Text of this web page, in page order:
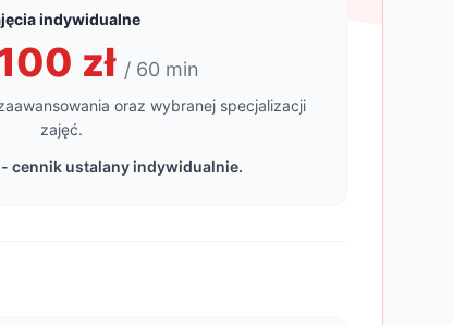
indywidualne
zł / 60 min
oraz wybranej specjalizacji
zajęć.
cennik ustalany indywidualnie.